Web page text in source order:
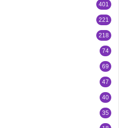
401
221
218
74
69
47
40
35